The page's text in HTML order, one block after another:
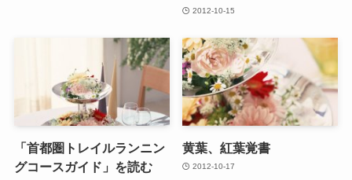
2012-10-15
「首都圏トレイルランニン
グコースガイド」を読む
黄葉、紅葉覚書
2012-10-17